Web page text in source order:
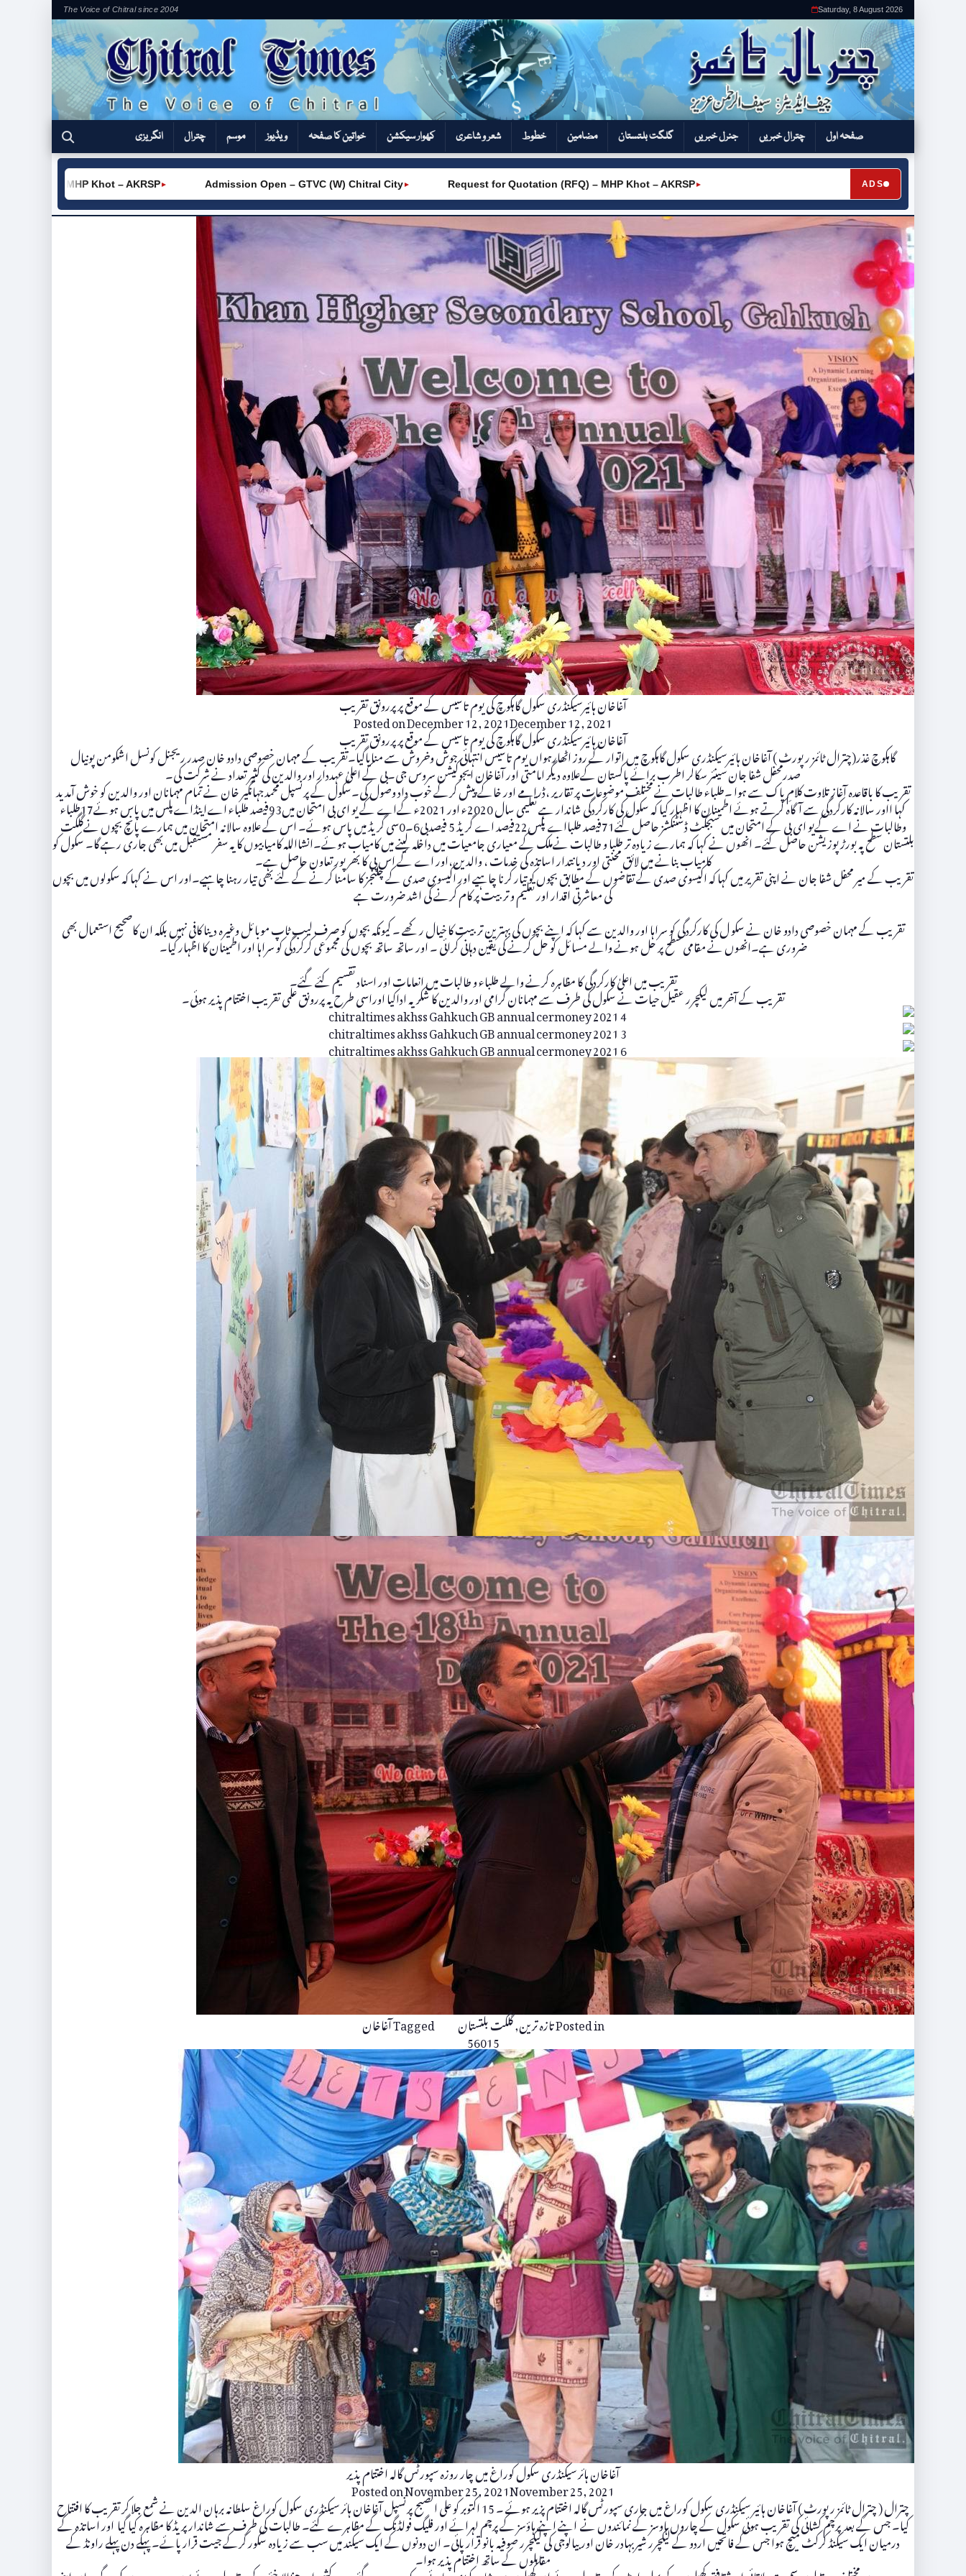
The Voice of Chitral since 2004 Saturday, 8 August 2026
صفحہ اول چترال خبریں جنرل خبریں گلگت بلتستان مضامین خطوط شعر و شاعری کھوار سیکشن‎ خواتین کا صفحہ ویڈیوز موسم چترال انگریزی
ADS
►
Khot – AKRSP ►
Request for Quotation (RFQ) – MHP Khot – AKRSP
►
Admission Open – GTVC (W) Chitral City
آغاخان ہائیرسیکنڈری سکول گاہکوچ کی یوم تاسیس کے موقع پر پررونق تقریب
Posted onDecember 12, 2021December 12, 2021
آغاخان ہائیرسیکنڈری سکول گاہکوچ کی یوم تاسیس کے موقع پر پررونق تقریب
گاہکوچ غذر(چترال ٹائمز رپورٹ ) آغاخان ہائیرسیکنڈری سکول گاہکوچ میں اتوار کے روز اٹھارہواں یوم تاسیس انتہائی جوش وخروش سے منایاگیا۔تقریب کے مہمان خصوصی دادو خان صدر ریجنل کونسل اشکومن پونیال
صدرمحفل شفا جان سینئر سکالر اطرب برائے پاکستان کےعلاوہ دیگر امامتی اور آغاخان ایجوکیشن سروس جی۔بی کے اعلیٰ عہددار اور والدین کی کثیر تعداد نے شرکت کی۔
تقریب کا باقاعدہ آغاز تلاوت کلامِ پاک سے ہوا ۔طلباء طالبات نے مختلف موضوعات پر تقاریر ،ڈرامے اور خاکے پیش کرکے خوب داد وصول کی۔سکول کے پرنسپل محمدجہانگیر خان نے تمام مہمانان اور والدین کو خوش آمدید
کہا ااور سالانہ کارکردگی سے آگاہ کرتے ہوئے اطمینان کا اظہار کیا کہ سکول کی کارکردگی شاندار ہے تعلیمی سال 2020ء اور 2021ء کےاے کے یو ای بی امتحان میں93فیصد طلباء اےاینڈاےپلس میں پاس ہوئے17طلباء
وطالبات نے اے کےیو ای بی کے امتحان میں سبجکٹ ڈسٹنکشز حاصل کئے71فیصد طلبااے پلس22فیصد اے گریڈ 5 فیصدبی6۔0سی گریڈ میں پاس ہوئے۔ اس کے علاوہ سالانہ امتحان میں ہمارے پانچ بچوں نےگلگت
بلتستان سطح پہ بورڑ پوزیشن حاصل کئے۔ انھوں نے کہا کہ ہمارے زیادہ تر طلبا و طالبات نےملک کے معیاری جامعیات میں داخلہ لینے میں کامیاب ہوئے۔انشااللہ کامیابیوں کا یہ سفر مستقبل میں بھی جاری رہے گا۔ سکول کو
کامیاب بنانے میں لائق محنتی اور دیانتدار اساتذہ کی خدمات ، والدین،اور اے کے اس پی کا بھرپور تعاون حاصل ہے۔
تقریب کے میر محفل شفا جان نے اپنی تقریر میں کہا کہ اکیسوی صدی کے تقاضوں کے مطابق بچوں کو تیار کرنا چاہیے اور اکیسوی صدی کے چلنجز کا سامنا کرنے کے لئے بھی تیار رہنا چاہیے۔اور اس نے کہا کہ سکولوں میں بچوں
کی معاشرتی اقدار اور تعلیم و تربیت پر کام کرنے کی اشد ضرورت ہے
تقریب کے مہمان خصوصی دادو خان نے سکو ل کی کارکردگی کو سراہا اور والدین سے کہا کہ اپنے بچوں کی بہترین تربیت کا خیال رکھے ۔ کیونکہ بچوں کو صرف لیب ٹاپ موبائل وغیرہ دینا کافی نہیں بلکہ ان کاصحیح استعمال بھی
ضروری ہے۔انھوں نے مقامی سطح پر حل ہونے والے مسائل کو حل کرنے کی یقین دہانی کرائی ۔ اور ساتھ ساتھ بچوں کی مجموعی کرکردگی کو سراہا اور اطمینان کا اظہار کیا۔
تقریب میں اعلیٰ کارکردگی کا مظاہرہ کرنے والے طلباء و طالبات میں انعامات اور اسناد تقسیم کئے گئے۔
تقریب کے آخر میں لیکچرر عقیل حیات نے سکول کی طرف سے مہمانان گرامی اور والدین کا شکریہ اداکیا اوراسی طرح یہ پررونق علمی تقریب اختتام پذیر ہوئی۔
Posted inتازہ ترین,گلگت بلتستان Taggedآغاخان
56015
آغاخان ہائر سیکنڈری سکول کوراغ میں چار روزہ سپورٹس گالہ اختتام پذیر
Posted onNovember 25, 2021November 25, 2021
چترال ( چترال ٹائمز رپورٹ ) آغاخان ہائیر سیکنڈری سکول کوراغ میں جاری سپورٹس گالہ اختتام پزیر ہوئے ۔ 15 اکتوبر کو علی الصبح پرنسپل آغاخان ہائر سیکنڈری سکول کوراغ سلطانہ برہان الدین نے شمع جلا کر تقریب کا افتتاح
کیا۔ جس کے بعد پرچم کشائی کی تقریب ہوئی سکول کے چاروں ہاوسز کے نمائندوں نے اپنے اپنے ہاؤسز کے پرچم لہرائے اور فلیگ فولڈنگ کے مظاہرے کئے۔ طالبات کی طرف سے شاندار پریڈ کا مظاہرہ کیا گیا اور اساتذہ کے
درمیان ایک سیکنڈ کرکٹ میچ ہوا جس کے فاتحیں اردو کے لیکچرر شیربہادر خان اور بیالوجی کی لیکچرر صوفیہ بانو قرارپائی۔ ان دونوں کے ایک سیکند میں سب سے زیادہ سکور کرکے جیت قرار پائے۔ پہلے دن پہلے راونڈ کے
مقابلوں کے ساتھ اختتام پذیر ہوا۔